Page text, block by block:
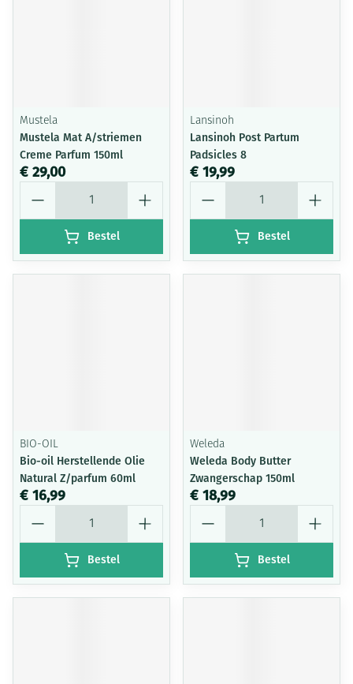
Mustela
Mustela Mat A/striemen
Creme Parfum 150ml
€ 29,00
Bestel
Lansinoh
Lansinoh Post Partum
Padsicles 8
€ 19,99
Bestel
BIO-OIL
Bio-oil Herstellende Olie
Natural Z/parfum 60ml
€ 16,99
Bestel
Weleda
Weleda Body Butter
Zwangerschap 150ml
€ 18,99
Bestel